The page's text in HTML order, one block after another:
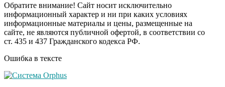
i
Ролик длится пару
секунд, но вы будете в
шоке от увиденного
Ролик из Омска: вы
Обратите внимание! Сайт носит исключительно
информационный характер и ни при каких условиях
информационные материалы и цены, размещенные на
сайте, не являются публичной офертой, в соответствии со
ст. 435 и 437 Гражданского кодекса РФ.
Ошибка в тексте